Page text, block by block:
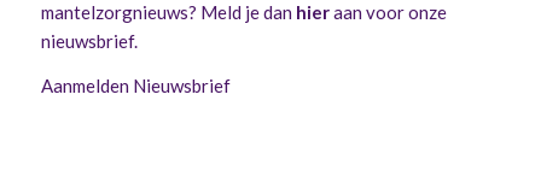
mantelzorgnieuws? Meld je dan hieraan voor onze
nieuwsbrief.
Aanmelden Nieuwsbrief